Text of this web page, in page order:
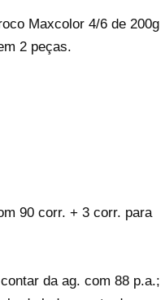
Maxcolor 4/6 de 200g
2 peças.
90 corr. + 3 corr. para
da ag. com 88 p.a.;